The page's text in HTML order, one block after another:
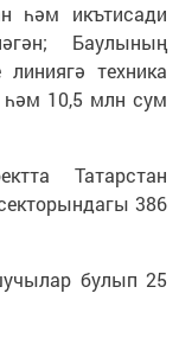
һәм икътисади
Баулының
техника
һәм 10,5 млн сум
Татарстан
386
булып 25